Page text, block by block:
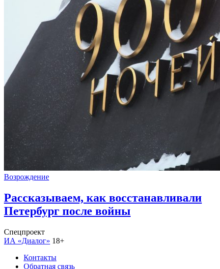
Возрождение
Рассказываем, как восстанавливали
Петербург после войны
Спецпроект
ИА «Диалог» 18+
Контакты
Обратная связь